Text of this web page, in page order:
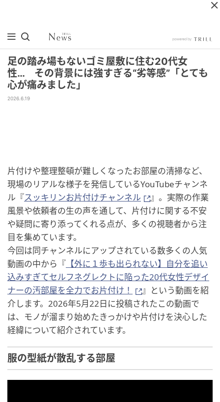
足の踏み場もないゴミ屋敷に住む20代女
性… その背景には強すぎる“劣等感”「とても
心が痛みました」
2026.6.19
片付けや整理整頓が難しくなったお部屋の清掃など、
現場のリアルな様子を発信しているYouTubeチャンネ
ル『スッキリンお片付けチャンネル
』。実際の作業
風景や依頼者の生の声を通して、片付けに関する不安
や疑問に寄り添ってくれる点が、多くの視聴者から注
目を集めています。
今回は同チャンネルにアップされている数多くの人気
動画の中から『 【外に１歩も出られない】自分を追い
込みすぎてセルフネグレクトに陥った20代女性デザイ
ナーの汚部屋を全力でお片付け！
』という動画を紹
介します。2026年5月22日に投稿されたこの動画で
は、モノが溜まり始めたきっかけや片付けを決心した
経緯について紹介されています。
服の型紙が散乱する部屋